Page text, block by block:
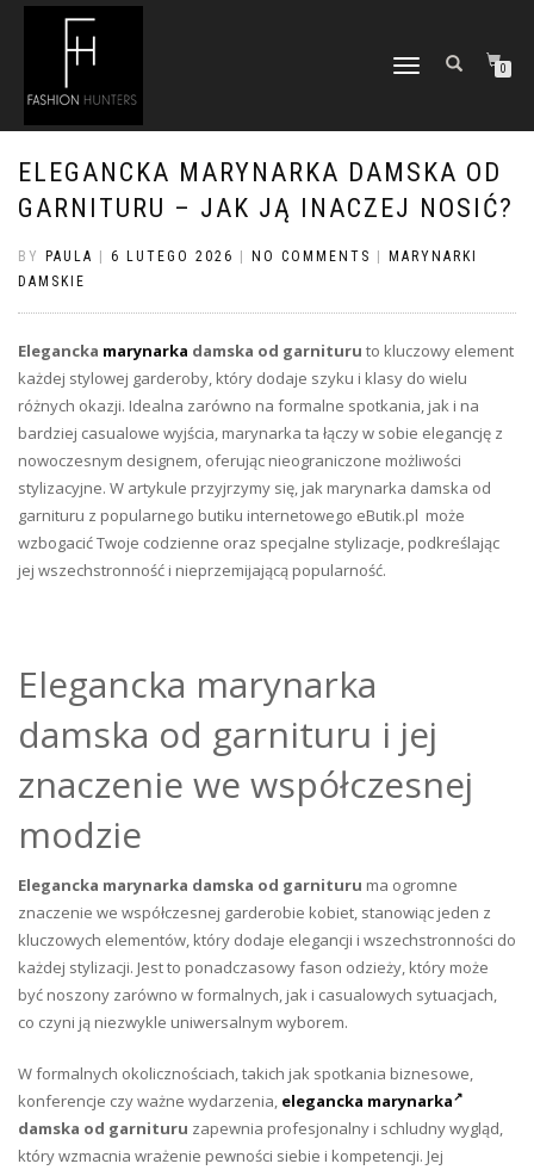
TOGGLE
0
ELEGANCKA MARYNARKA DAMSKA OD
GARNITURU – JAK JĄ INACZEJ NOSIĆ?
BY PAULA 6 LUTEGO 2026 NO COMMENTS
MARYNARKI
DAMSKIE
Elegancka marynarka damska od garnituru to kluczowy element
każdej stylowej garderoby, który dodaje szyku i klasy do wielu
różnych okazji. Idealna zarówno na formalne spotkania, jak i na
bardziej casualowe wyjścia, marynarka ta łączy w sobie elegancję z
nowoczesnym designem, oferując nieograniczone możliwości
stylizacyjne. W artykule przyjrzymy się, jak marynarka damska od
garnituru z popularnego butiku internetowego eButik.pl może
wzbogacić Twoje codzienne oraz specjalne stylizacje, podkreślając
jej wszechstronność i nieprzemijającą popularność.
Elegancka marynarka
damska od garnituru i jej
znaczenie we współczesnej
modzie
Elegancka marynarka damska od garnituru ma ogromne
znaczenie we współczesnej garderobie kobiet, stanowiąc jeden z
kluczowych elementów, który dodaje elegancji i wszechstronności do
każdej stylizacji. Jest to ponadczasowy fason odzieży, który może
być noszony zarówno w formalnych, jak i casualowych sytuacjach,
co czyni ją niezwykle uniwersalnym wyborem.
W formalnych okolicznościach, takich jak spotkania biznesowe,
konferencje czy ważne wydarzenia, elegancka marynarka
damska od garnituru zapewnia profesjonalny i schludny wygląd,
który wzmacnia wrażenie pewności siebie i kompetencji. Jej